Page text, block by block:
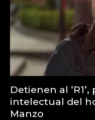
Detienen al
intelectual del
Manzo